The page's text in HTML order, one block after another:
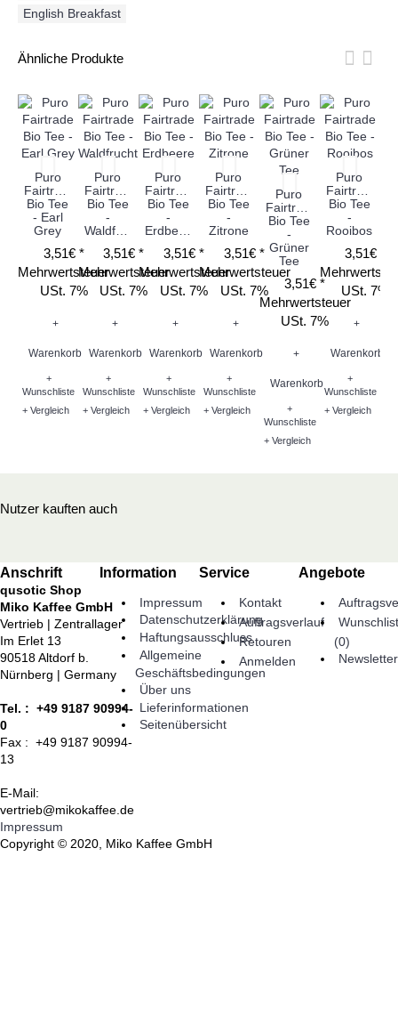
English Breakfast
Ähnliche Produkte
Puro
Fairtrade
Bio Tee
- Earl
Grey
3,51€ *
Mehrwertsteuer
USt. 7%
+
Warenkorb
+
Wunschliste
+ Vergleich
Puro
Fairtrade
Bio Tee
-
Waldfrucht
3,51€ *
Mehrwertsteuer
USt. 7%
+
Warenkorb
+
Wunschliste
+ Vergleich
Puro
Fairtrade
Bio Tee
-
Erdbeere
3,51€ *
Mehrwertsteuer
USt. 7%
+
Warenkorb
+
Wunschliste
+ Vergleich
Puro
Fairtrade
Bio Tee
-
Zitrone
3,51€ *
Mehrwertsteuer
USt. 7%
+
Warenkorb
+
Wunschliste
+ Vergleich
Puro
Fairtrade
Bio Tee
-
Grüner
Tee
3,51€ *
Mehrwertsteuer
USt. 7%
+
Warenkorb
+
Wunschliste
+ Vergleich
Puro
Fairtrade
Bio Tee
-
Rooibos
3,51€ *
USt. 7%
+
Warenkorb
+
Wunschliste
+ Vergleich
Nutzer kauften auch
Anschrift
qusotic Shop
Miko Kaffee GmbH
Vertrieb | Zentrallager
Im Erlet 13
90518 Altdorf b.
Nürnberg | Germany
Tel. : +49 9187 90994-
0
Fax : +49 9187 90994-
13
E-Mail:
vertrieb@mikokaffee.de
Information
Impressum
Datenschutzerklärung
Haftungsausschluss
Allgemeine
Geschäftsbedingungen
Über uns
Lieferinformationen
Seitenübersicht
Service
Kontakt
Auftragsverlauf
Retouren
Anmelden
Angebote
(0)
Newsletter
Impressum
Copyright © 2020, Miko Kaffee GmbH